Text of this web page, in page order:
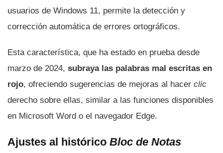
usuarios de Windows 11, permite la detección y
corrección automática de errores ortográficos.
Esta característica, que ha estado en prueba desde
marzo de 2024, subraya las palabras mal escritas en
rojo, ofreciendo sugerencias de mejoras al hacer clic
derecho sobre ellas, similar a las funciones disponibles
en Microsoft Word o el navegador Edge.
Ajustes al histórico Bloc de Notas